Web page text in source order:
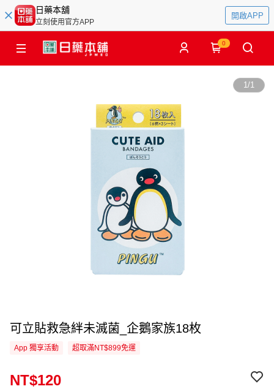
日藥本舖
立刻使用官方APP
開啟APP
0
1/1
可立貼救急絆未滅菌_企鵝家族18枚
App 獨享活動 超取滿NT$899免運
NT$120